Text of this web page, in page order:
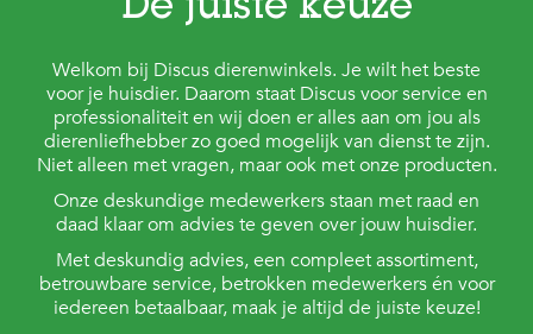
De juiste keuze
Welkom bij Discus dierenwinkels. Je wilt het beste
voor je huisdier. Daarom staat Discus voor service en
professionaliteit en wij doen er alles aan om jou als
dierenliefhebber zo goed mogelijk van dienst te zijn.
Niet alleen met vragen, maar ook met onze producten.
Onze deskundige medewerkers staan met raad en
daad klaar om advies te geven over jouw huisdier.
Met deskundig advies, een compleet assortiment,
betrouwbare service, betrokken medewerkers én voor
iedereen betaalbaar, maak je altijd de juiste keuze!